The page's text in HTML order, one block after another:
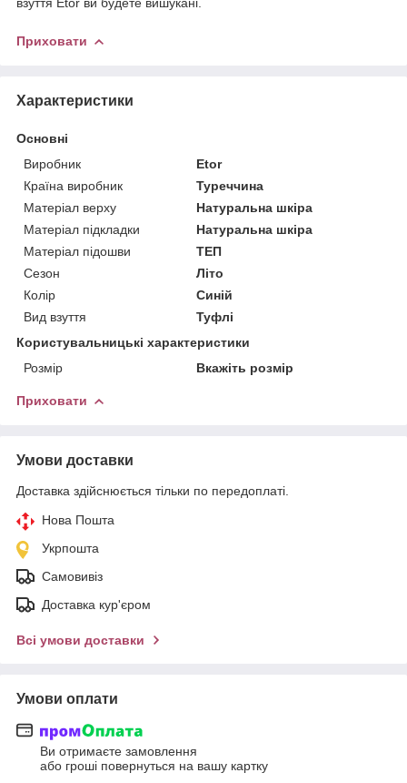
Приховати
Характеристики
Основні
Виробник
Etor
Країна виробник
Туреччина
Матеріал верху
Натуральна шкіра
Матеріал підкладки
Натуральна шкіра
Матеріал підошви
ТЕП
Сезон
Літо
Колір
Синій
Вид взуття
Туфлі
Користувальницькі характеристики
Розмір
Вкажіть розмір
Приховати
Умови доставки
Доставка здійснюється тільки по передоплаті.
Нова Пошта
Укрпошта
Самовивіз
Доставка кур'єром
Всі умови доставки
Умови оплати
Ви отримаєте замовлення
або гроші повернуться на вашу картку